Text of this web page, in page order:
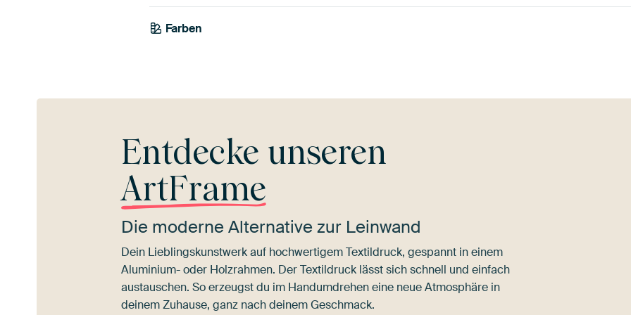
Farben
Grau
Entdecke unseren
ArtFrame
Die moderne Alternative zur Leinwand
Dein Lieblingskunstwerk auf hochwertigem Textildruck, gespannt in einem
Aluminium- oder Holzrahmen. Der Textildruck lässt sich schnell und einfach
austauschen. So erzeugst du im Handumdrehen eine neue Atmosphäre in
deinem Zuhause, ganz nach deinem Geschmack.